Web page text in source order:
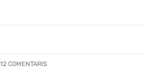
12 COMENTARIS